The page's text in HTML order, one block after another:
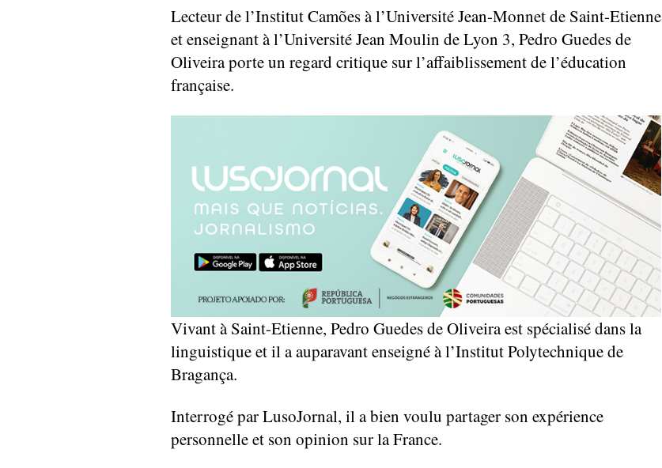
Lecteur de l’Institut Camões à l’Université Jean-Monnet de Saint-Etienne
et enseignant à l’Université Jean Moulin de Lyon 3, Pedro Guedes de
Oliveira porte un regard critique sur l’affaiblissement de l’éducation
française.
Vivant à Saint-Etienne, Pedro Guedes de Oliveira est spécialisé dans la
linguistique et il a auparavant enseigné à l’Institut Polytechnique de
Bragança.
Interrogé par LusoJornal, il a bien voulu partager son expérience
personnelle et son opinion sur la France.